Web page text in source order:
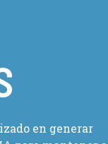
en generar